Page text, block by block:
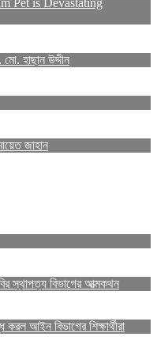
Pet is Devastating
হাছান উদ্দীন
জাহান
স্থাপত্য বিভাগের আত্মকথন
আইন বিভাগের শিক্ষার্থীরা